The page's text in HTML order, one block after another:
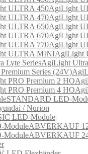
AgiLight
AgiLight
AgiLight
AgiLight
AgiLight
AgiLight
AgiLight
STANDARD LED-
/ Nurion
LED-Module
ABVERKAUF
ABVERKAUF